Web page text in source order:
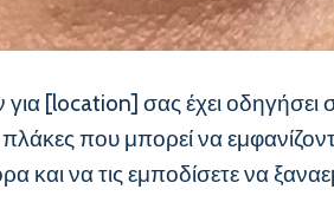
[location] σας έχει
πλάκες που μπορεί να
και να τις εμποδίσετε να